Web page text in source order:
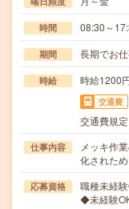
時間 08:30～
期間 長期でお
時給 時給1200
交通費
交通費規
仕事内容
メッキ作
化された
応募資格
職種未経
◆未経験